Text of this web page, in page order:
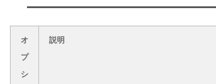
オ
プ
シ
説明